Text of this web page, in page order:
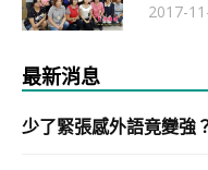
2017-
最新消息
少了緊張感外語竟變強